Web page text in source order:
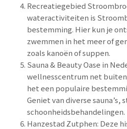
Recreatiegebied
wateractiviteiten is
bestemming. Hier kun je
zwemmen in het meer of
zoals kanoën of suppen.
Sauna & Beauty Oase in
wellnesscentrum net
het een populaire
Geniet van diverse sauna’s,
schoonheidsbehandelingen.
Hanzestad Zutphen: Deze